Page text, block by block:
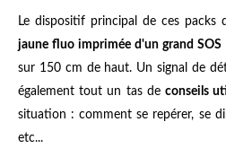
Le dispositif principal de ces packs
jaune fluo imprimée d'un grand SOS
sur 150 cm de haut. Un signal de
également tout un tas de conseils
situation : comment se repérer, se
etc...